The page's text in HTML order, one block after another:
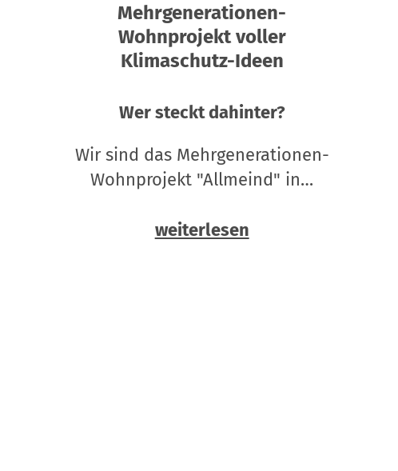
Mehrgenerationen-
Wohnprojekt voller
Klimaschutz-Ideen
Wer steckt dahinter?
Wir sind das Mehrgenerationen-
Wohnprojekt "Allmeind" in…
weiterlesen